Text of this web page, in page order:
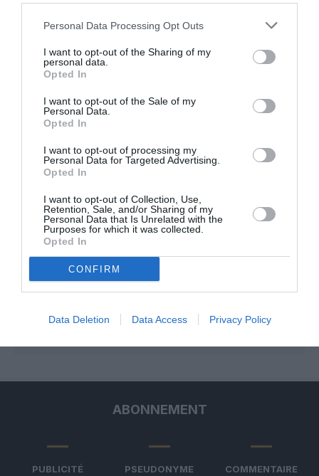
Personal Data Processing Opt Outs
I want to opt-out of the Sharing of my
personal data.
Opted In
I want to opt-out of the Sale of my
Personal Data.
Opted In
I want to opt-out of processing my
Personal Data for Targeted Advertising.
Opted In
I want to opt-out of Collection, Use,
Retention, Sale, and/or Sharing of my
Personal Data that Is Unrelated with the
Purposes for which it was collected.
Opted In
CONFIRM
Data Deletion Data Access Privacy Policy
APRÈS L’ARRESTATION
D’UN COPILOTE AVEC 70
000 COMPRIMÉS...
AIRLINES – SNCF : UNE
OFFRE INTERMODALE...
AIRLINES VOLAIT SOUS
ABONNEMENT
PUBLICITÉ
PSEUDONYME
COMMENTAIRE